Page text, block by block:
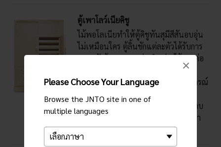
Please Choose Your Language
Browse the JNTO site in one of
multiple languages
×
ตู้เพาโลว์เนียคิชู
ไม้พอโลเนียทำให้ตู้คิชูทันสุมีสีสันอบอุ่น
ไม่เหมือนใคร ตู้ลิ้นชักแต่ละตัวได้รับการ
แกะสลักด้วยความแม่นยำอย่างไร้รอยต่อ
และรายละเอียดที่พิถีพิถันมากด้วยการ
ประกบลิ้นและร่องไม้ ตะปูไม้ และอุปกรณ์
ที่ทำขึ้นเป็นการเฉพาะ ลักษณะเด่นที่
ทำให้แตกต่างจากตู้อื่น ๆ คือ การประกบ
ลิ้นและร่องไม้ ตะปูไม้ และอุปกรณ์ที่ทำ
ขึ้นเป็นการเฉพาะ